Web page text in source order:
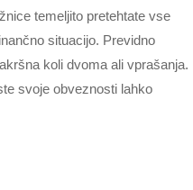
temeljito pretehtate vse
situacijo. Previdno
koli dvoma ali vprašanja.
svoje obveznosti lahko